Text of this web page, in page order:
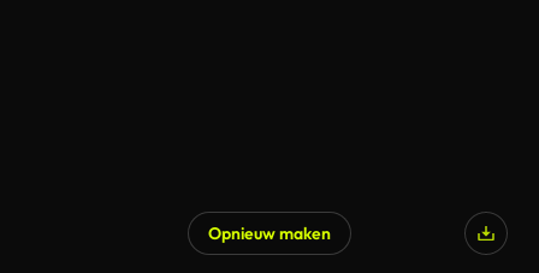
Opnieuw maken